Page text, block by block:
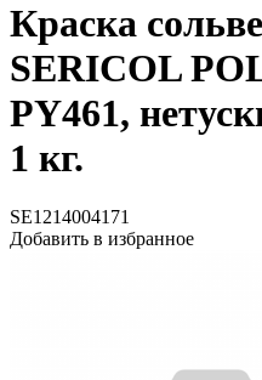
Краска
SERICOL
PY461,
1 кг.
SE1214004171
Добавить в избранное